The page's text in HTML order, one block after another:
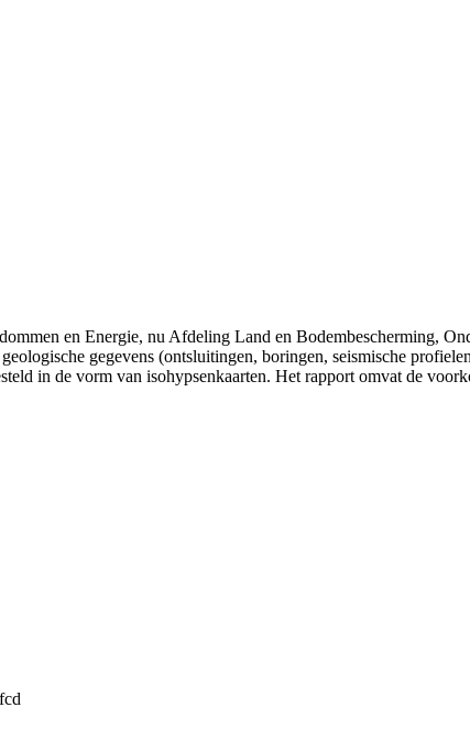
en Energie, nu Afdeling Land en Bodembescherming,
gegevens (ontsluitingen, boringen, seismische
in de vorm van isohypsenkaarten. Het rapport omvat de